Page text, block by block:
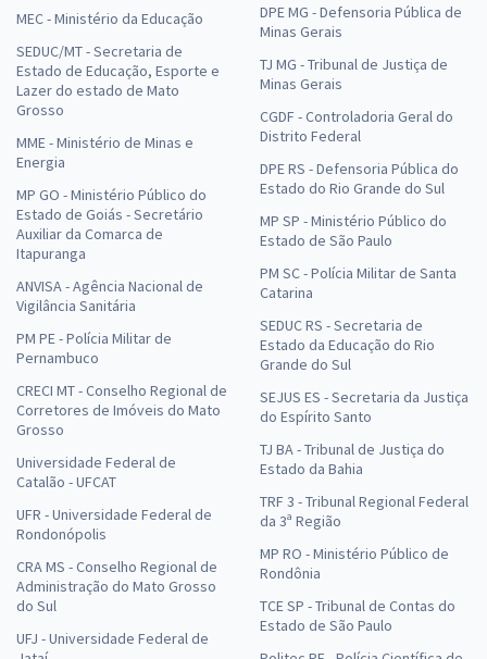
MEC - Ministério da Educação
SEDUC/MT - Secretaria de
Estado de Educação, Esporte e
Lazer do estado de Mato
Grosso
MME - Ministério de Minas e
Energia
MP GO - Ministério Público do
Estado de Goiás - Secretário
Auxiliar da Comarca de
Itapuranga
ANVISA - Agência Nacional de
Vigilância Sanitária
PM PE - Polícia Militar de
Pernambuco
CRECI MT - Conselho Regional de
Corretores de Imóveis do Mato
Grosso
Universidade Federal de
Catalão - UFCAT
UFR - Universidade Federal de
Rondonópolis
CRA MS - Conselho Regional de
Administração do Mato Grosso
do Sul
UFJ - Universidade Federal de
DPE MG - Defensoria Pública de
Minas Gerais
TJ MG - Tribunal de Justiça de
Minas Gerais
CGDF - Controladoria Geral do
Distrito Federal
DPE RS - Defensoria Pública do
Estado do Rio Grande do Sul
MP SP - Ministério Público do
Estado de São Paulo
PM SC - Polícia Militar de Santa
Catarina
SEDUC RS - Secretaria de
Estado da Educação do Rio
Grande do Sul
SEJUS ES - Secretaria da Justiça
do Espírito Santo
TJ BA - Tribunal de Justiça do
Estado da Bahia
TRF 3 - Tribunal Regional Federal
da 3ª Região
MP RO - Ministério Público de
Rondônia
TCE SP - Tribunal de Contas do
Estado de São Paulo